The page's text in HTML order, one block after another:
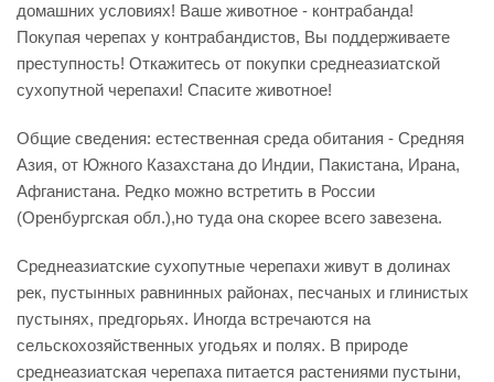
домашних условиях! Ваше животное - контрабанда!
Покупая черепах у контрабандистов, Вы поддерживаете
преступность! Откажитесь от покупки среднеазиатской
сухопутной черепахи! Спасите животное!
Общие сведения: естественная среда обитания - Средняя
Азия, от Южного Казахстана до Индии, Пакистана, Ирана,
Афганистана. Редко можно встретить в России
(Оренбургская обл.),но туда она скорее всего завезена.
Среднеазиатские сухопутные черепахи живут в долинах
рек, пустынных равнинных районах, песчаных и глинистых
пустынях, предгорьях. Иногда встречаются на
сельскохозяйственных угодьях и полях. В природе
среднеазиатская черепаха питается растениями пустыни,